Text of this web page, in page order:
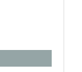
巾、中央空